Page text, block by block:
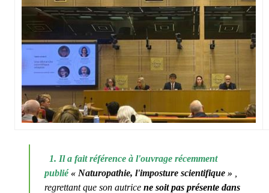
1. Il a fait référence à l'ouvrage récemment
publié« Naturopathie, l'imposture scientifique »
regrettant que son autrice ne soit pas présente dans